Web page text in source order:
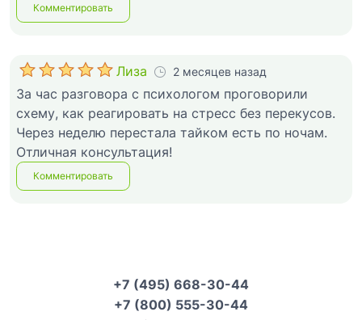
Комментировать
Лиза 2 месяцев назад
За час разговора с психологом проговорили
схему, как реагировать на стресс без перекусов.
Через неделю перестала тайком есть по ночам.
Отличная консультация!
Комментировать
+7 (495) 668-30-44
+7 (800) 555-30-44